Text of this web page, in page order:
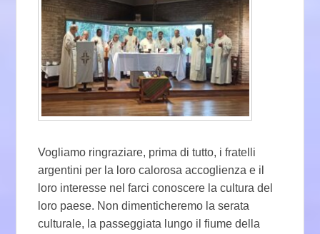
Vogliamo ringraziare, prima di tutto, i fratelli
argentini per la loro calorosa accoglienza e il
loro interesse nel farci conoscere la cultura del
loro paese. Non dimenticheremo la serata
culturale, la passeggiata lungo il fiume della